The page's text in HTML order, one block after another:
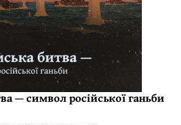
— символ російської ганьби